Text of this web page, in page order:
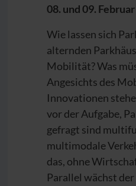
08. und 09.
Wie lassen sich
alternden
Mobilität? Was
Angesichts des
Innovationen
vor der Aufgabe,
gefragt sind
multimodale
das, ohne
Parallel wächst